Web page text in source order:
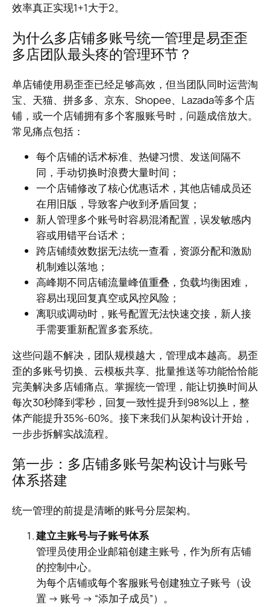
效率真正实现1+1大于2。
为什么多店铺多账号统一管理是易歪歪
多店团队最头疼的管理环节？
单店铺使用易歪歪已经足够高效，但当团队同时运营淘
宝、天猫、拼多多、京东、Shopee、Lazada等多个店
铺，或一个店铺拥有多个客服账号时，问题成倍放大。
常见痛点包括：
每个店铺的话术标准、热键习惯、发送间隔不
同，手动切换时浪费大量时间；
一个店铺修改了核心优惠话术，其他店铺成员还
在用旧版，导致客户收到矛盾回复；
新人管理多个账号时容易混淆配置，误发敏感内
容或用错平台话术；
跨店铺绩效数据无法统一查看，资源分配和激励
机制难以落地；
高峰期不同店铺流量峰值重叠，负载均衡困难，
容易出现回复真空或风控风险；
离职或调动时，账号配置无法快速交接，新人接
手需要重新配置多套系统。
这些问题不解决，团队规模越大，管理成本越高。易歪
歪的多账号切换、云模板共享、批量推送等功能恰恰能
完美解决多店铺痛点。掌握统一管理，能让切换时间从
每次30秒降到零秒，回复一致性提升到98%以上，整
体产能提升35%-60%。接下来我们从架构设计开始，
一步步拆解实战流程。
第一步：多店铺多账号架构设计与账号
体系搭建
统一管理的前提是清晰的账号分层架构。
建立主账号与子账号体系
管理员使用企业邮箱创建主账号，作为所有店铺
的控制中心。
为每个店铺或每个客服账号创建独立子账号（设
置 → 账号 → “添加子成员”）。